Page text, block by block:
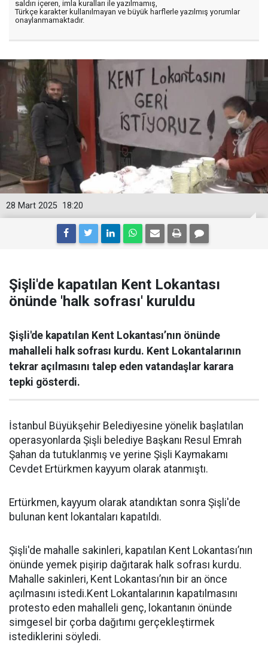
saldırı içeren, imla kuralları ile yazılmamış,
Türkçe karakter kullanılmayan ve büyük harflerle yazılmış yorumlar
onaylanmamaktadır.
18:20
28 Mart 2025
Şişli'de kapatılan Kent Lokantası
önünde 'halk sofrası' kuruldu
Şişli'de kapatılan Kent Lokantası’nın önünde
mahalleli halk sofrası kurdu. Kent Lokantalarının
tekrar açılmasını talep eden vatandaşlar karara
tepki gösterdi.
İstanbul Büyükşehir Belediyesine yönelik başlatılan
operasyonlarda Şişli belediye Başkanı Resul Emrah
Şahan da tutuklanmış ve yerine Şişli Kaymakamı
Cevdet Ertürkmen kayyum olarak atanmıştı.
Ertürkmen, kayyum olarak atandıktan sonra Şişli'de
bulunan kent lokantaları kapatıldı.
Şişli'de mahalle sakinleri, kapatılan Kent Lokantası’nın
önünde yemek pişirip dağıtarak halk sofrası kurdu.
Mahalle sakinleri, Kent Lokantası’nın bir an önce
açılmasını istedi.Kent Lokantalarının kapatılmasını
protesto eden mahalleli genç, lokantanın önünde
simgesel bir çorba dağıtımı gerçekleştirmek
istediklerini söyledi.